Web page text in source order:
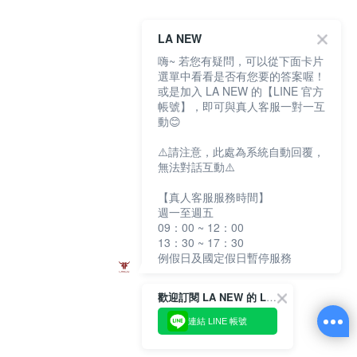
歡迎訂閱 LA NEW 的 LINE 官方帳號
連結 LINE 帳號
LA NEW
嗨~ 若您有疑問，可以從下面卡片
選單中看看是否有您要的答案喔！
或是加入 LA NEW 的【LINE 官方
帳號】，即可與真人客服一對一互
動😊
⚠️請注意，此處為系統自動回覆，
無法對話互動⚠️
【真人客服服務時間】
週一至週五
09：00 ~ 12：00
13：30 ~ 17：30
例假日及國定假日暫停服務